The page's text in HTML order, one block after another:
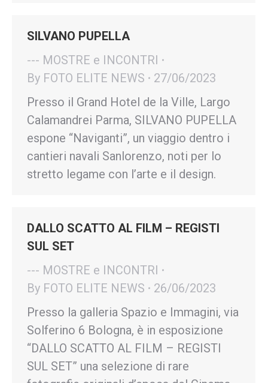
SILVANO PUPELLA
--- MOSTRE e INCONTRI
By FOTO ELITE NEWS
27/06/2023
Presso il Grand Hotel de la Ville, Largo
Calamandrei Parma, SILVANO PUPELLA
espone “Naviganti”, un viaggio dentro i
cantieri navali Sanlorenzo, noti per lo
stretto legame con l’arte e il design.
DALLO SCATTO AL FILM – REGISTI
SUL SET
--- MOSTRE e INCONTRI
By FOTO ELITE NEWS
26/06/2023
Presso la galleria Spazio e Immagini, via
Solferino 6 Bologna, è in esposizione
“DALLO SCATTO AL FILM – REGISTI
SUL SET” una selezione di rare